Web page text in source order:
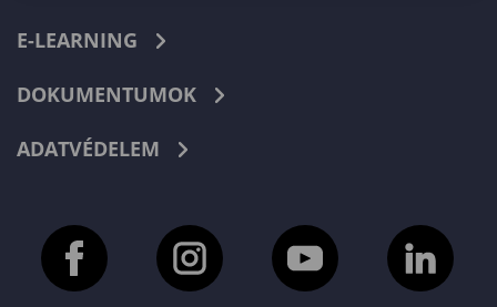
E-LEARNING
DOKUMENTUMOK
ADATVÉDELEM